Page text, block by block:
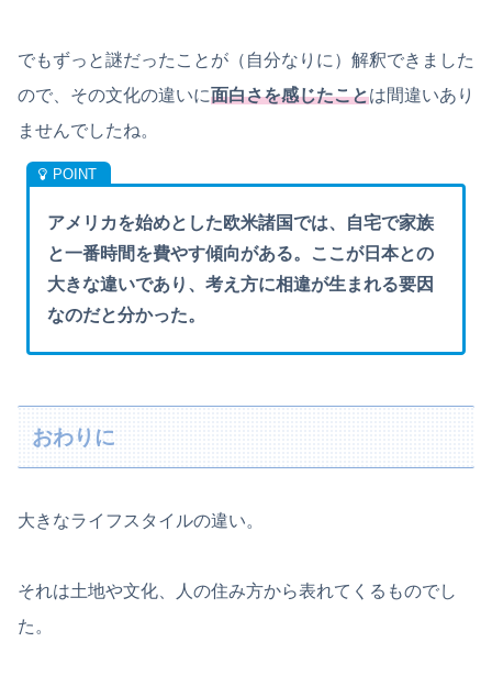
でもずっと謎だったことが（自分なりに）解釈できました
ので、その文化の違いに面白さを感じたことは間違いあり
ませんでしたね。
アメリカを始めとした欧米諸国では、自宅で家族
と一番時間を費やす傾向がある。ここが日本との
大きな違いであり、考え方に相違が生まれる要因
なのだと分かった。
おわりに
大きなライフスタイルの違い。
それは土地や文化、人の住み方から表れてくるものでし
た。